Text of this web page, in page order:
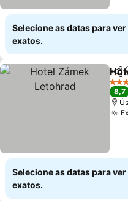
Selecione as datas para
exatos.
3
8,7
Selecione as datas para
exatos.